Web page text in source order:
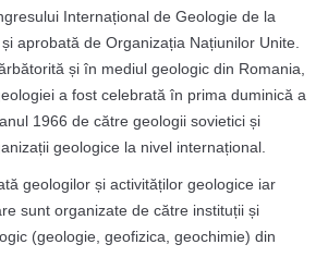
Internațional de Geologie de la
aprobată de Organizația Națiunilor Unite.
și în mediul geologic din Romania,
a fost celebrată în prima duminică a
1966 de către geologii sovietici și
geologice la nivel internațional.
geologilor și activităților geologice iar
sunt organizate de către instituții și
(geologie, geofizica, geochimie) din